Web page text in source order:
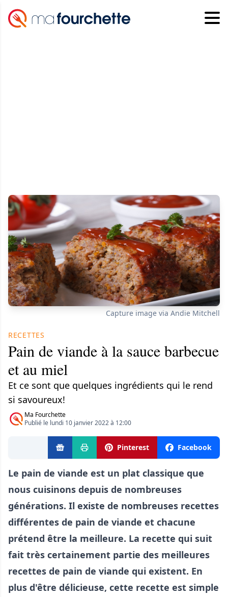
Capture image via Andie Mitchell
RECETTES
Pain de viande à la sauce barbecue
et au miel
Et ce sont que quelques ingrédients qui le rend
si savoureux!
Ma Fourchette
Publié le lundi 10 janvier 2022 à 12:00
Pinterest Facebook
Le pain de viande est un plat classique que
nous cuisinons depuis de nombreuses
générations. Il existe de nombreuses recettes
différentes de pain de viande et chacune
prétend être la meilleure. La recette qui suit
fait très certainement partie des meilleures
recettes de pain de viande qui existent. En
plus d'être délicieuse, cette recette est simple